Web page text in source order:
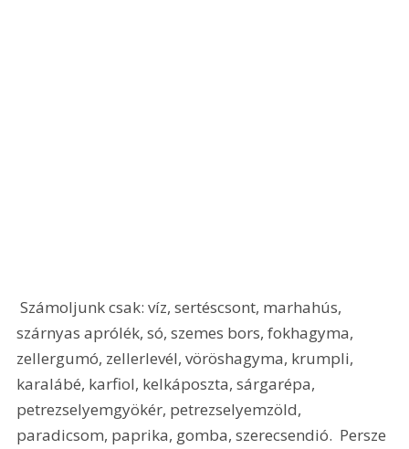
Számoljunk csak: víz, sertéscsont, marhahús,
szárnyas aprólék, só, szemes bors, fokhagyma,
zellergumó, zellerlevél, vöröshagyma, krumpli,
karalábé, karfiol, kelkáposzta, sárgarépa,
petrezselyemgyökér, petrezselyemzöld,
paradicsom, paprika, gomba, szerecsendió.  Persze